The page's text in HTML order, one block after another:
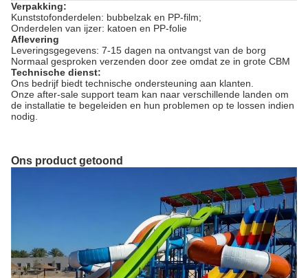
Verpakking:
Kunststofonderdelen: bubbelzak en PP-film;
Onderdelen van ijzer: katoen en PP-folie
Aflevering
Leveringsgegevens: 7-15 dagen na ontvangst van de borg
Normaal gesproken verzenden door zee omdat ze in grote CBM
Technische dienst:
Ons bedrijf biedt technische ondersteuning aan klanten.
Onze after-sale support team kan naar verschillende landen om
de installatie te begeleiden en hun problemen op te lossen indien
nodig.
Ons product getoond